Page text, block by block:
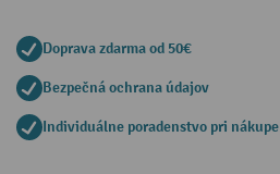
Doprava zdarma od 50€
Bezpečná ochrana údajov
Individuálne poradenstvo pri nákupe